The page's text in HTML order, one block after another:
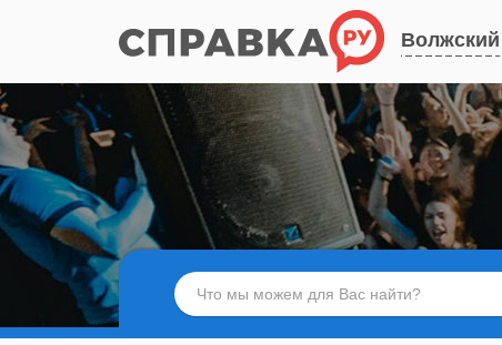
Волжский